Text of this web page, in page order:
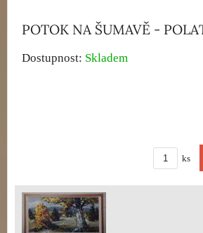
POTOK NA ŠUMAVĚ -
Dostupnost: Skladem
ks